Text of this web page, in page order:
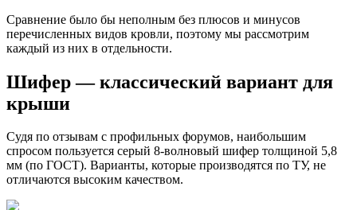
Сравнение было бы неполным без плюсов и минусов
перечисленных видов кровли, поэтому мы рассмотрим
каждый из них в отдельности.
Шифер — классический вариант для
крыши
Судя по отзывам с профильных форумов, наибольшим
спросом пользуется серый 8-волновый шифер толщиной 5,8
мм (по ГОСТ). Варианты, которые производятся по ТУ, не
отличаются высоким качеством.